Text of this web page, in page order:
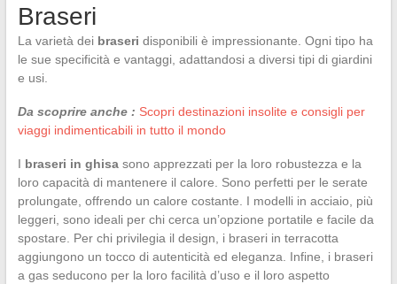
Braseri
La varietà dei braseri disponibili è impressionante. Ogni tipo ha
le sue specificità e vantaggi, adattandosi a diversi tipi di giardini
e usi.
Da scoprire anche : Scopri destinazioni insolite e consigli per
viaggi indimenticabili in tutto il mondo
I braseri in ghisasono apprezzati per la loro robustezza e la
loro capacità di mantenere il calore. Sono perfetti per le serate
prolungate, offrendo un calore costante. I modelli in acciaio, più
leggeri, sono ideali per chi cerca un’opzione portatile e facile da
spostare. Per chi privilegia il design, i braseri in terracotta
aggiungono un tocco di autenticità ed eleganza. Infine, i braseri
a gas seducono per la loro facilità d’uso e il loro aspetto